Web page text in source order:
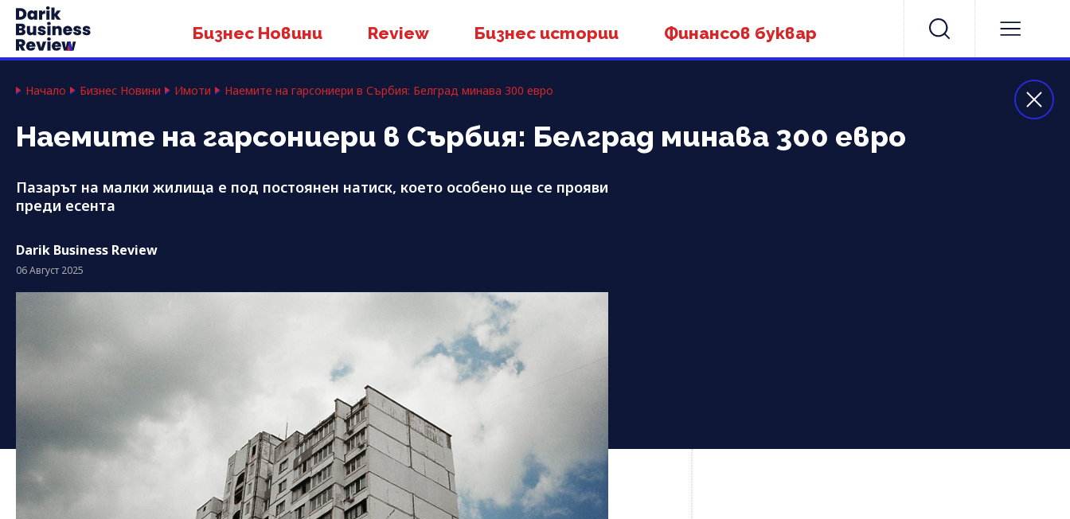
Бизнес Новини Review Бизнес истории Финансов буквар
Начало Бизнес Новини Имоти Наемите на гарсониери в Сърбия: Белград минава 300 евро
Наемите на гарсониери в Сърбия: Белград минава 300 евро
Пазарът на малки жилища е под постоянен натиск, което особено ще се прояви
преди есента
Darik Business Review
06 Август 2025